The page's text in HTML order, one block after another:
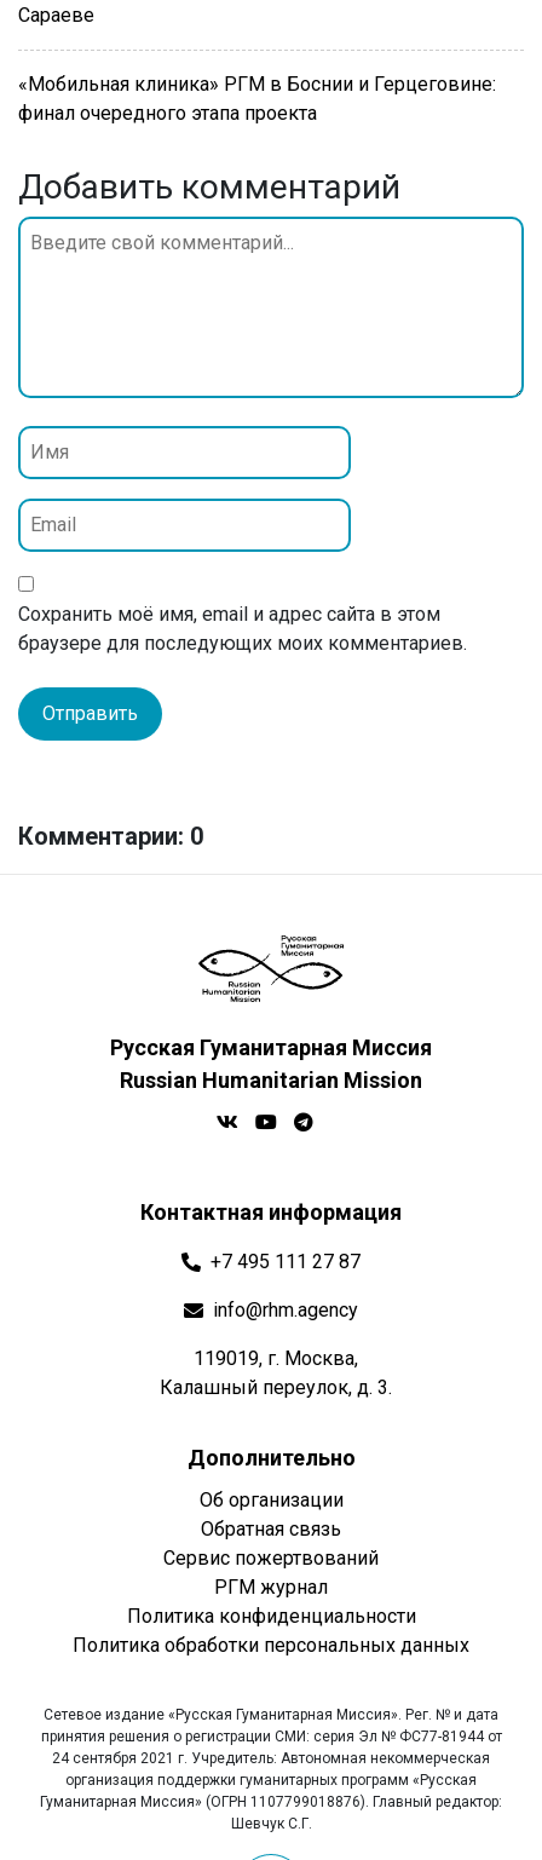
Сараеве
«Мобильная клиника» РГМ в Боснии и Герцеговине:
финал очередного этапа проекта
Добавить комментарий
Сохранить моё имя, email и адрес сайта в этом
браузере для последующих моих комментариев.
Комментарии: 0
Русская Гуманитарная Миссия
Russian Humanitarian Mission
Контактная информация
+7 495 111 27 87
info@rhm.agency
119019, г. Москва,
Калашный переулок, д. 3.
Дополнительно
Об организации
Обратная связь
Сервис пожертвований
РГМ журнал
Политика конфиденциальности
Политика обработки персональных данных
Сетевое издание «Русская Гуманитарная Миссия». Рег. № и дата
принятия решения о регистрации СМИ: серия Эл № ФС77-81944 от
24 сентября 2021 г. Учредитель: Автономная некоммерческая
организация поддержки гуманитарных программ «Русская
Гуманитарная Миссия» (ОГРН 1107799018876). Главный редактор:
Шевчук С.Г.